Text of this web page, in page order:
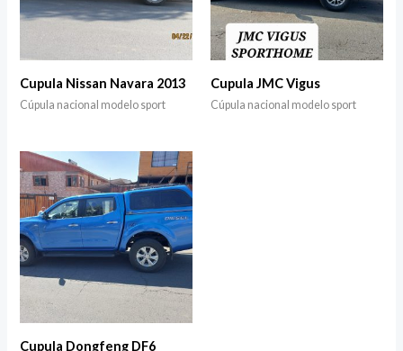
Cupula Nissan Navara 2013
Cúpula nacional modelo sport
Cupula JMC Vigus
Cúpula nacional modelo sport
Cupula Dongfeng DF6